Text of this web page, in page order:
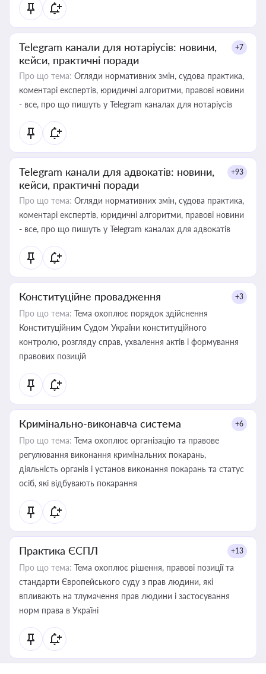
Telegram канали для нотаріусів: новини,
кейси, практичні поради
+7
Про що тема: Огляди нормативних змін, судова практика,
коментарі експертів, юридичні алгоритми, правові новини
- все, про що пишуть у Telegram каналах для нотаріусів
Telegram канали для адвокатів: новини,
кейси, практичні поради
+93
Про що тема: Огляди нормативних змін, судова практика,
коментарі експертів, юридичні алгоритми, правові новини
- все, про що пишуть у Telegram каналах для адвокатів
Конституційне провадження +3
Про що тема: Тема охоплює порядок здійснення
Конституційним Судом України конституційного
контролю, розгляду справ, ухвалення актів і формування
правових позицій
Кримінально-виконавча система +6
Про що тема: Тема охоплює організацію та правове
регулювання виконання кримінальних покарань,
діяльність органів і установ виконання покарань та статус
осіб, які відбувають покарання
Практика ЄСПЛ +13
Про що тема: Тема охоплює рішення, правові позиції та
стандарти Європейського суду з прав людини, які
впливають на тлумачення прав людини і застосування
норм права в Україні